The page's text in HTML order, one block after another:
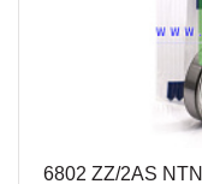
6802 ZZ/2AS NTN